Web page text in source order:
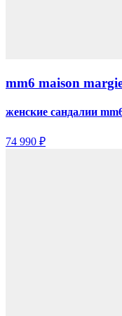
mm6 maison
женские сандалии
74 990 ₽